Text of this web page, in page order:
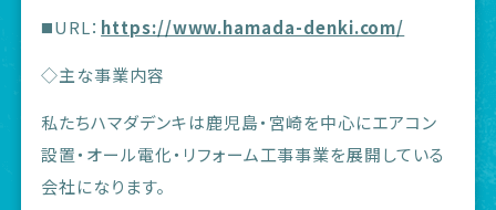
◼️URL： https://www.hamada-denki.com/
◇主な事業内容
私たちハマダデンキは鹿児島・宮崎を中心にエアコン
設置・オール電化・リフォーム工事事業を展開している
会社になります。